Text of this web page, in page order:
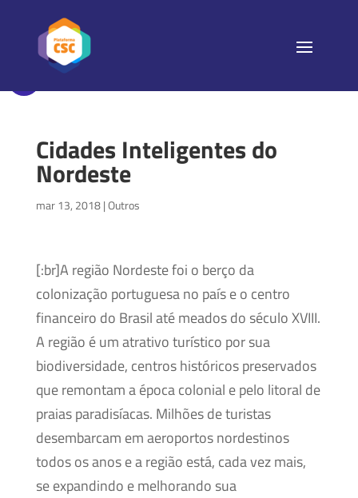
Cidades Inteligentes do
Nordeste
mar 13, 2018|Outros
[:br]A região Nordeste foi o berço da
colonização portuguesa no país e o centro
financeiro do Brasil até meados do século XVIII.
A região é um atrativo turístico por sua
biodiversidade, centros históricos preservados
que remontam a época colonial e pelo litoral de
praias paradisíacas. Milhões de turistas
desembarcam em aeroportos nordestinos
todos os anos e a região está, cada vez mais,
se expandindo e melhorando sua